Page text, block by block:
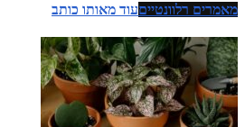
מאמרים רלוונטייםעוד מאותו כותב